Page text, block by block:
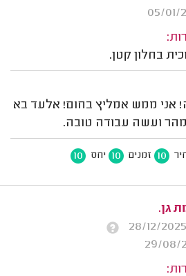
בחלון קטן.
אני ממש אמליץ בחום! אלעד בא
ועשה עבודה טובה.
10 זמנים 10 יחס 10
גן.